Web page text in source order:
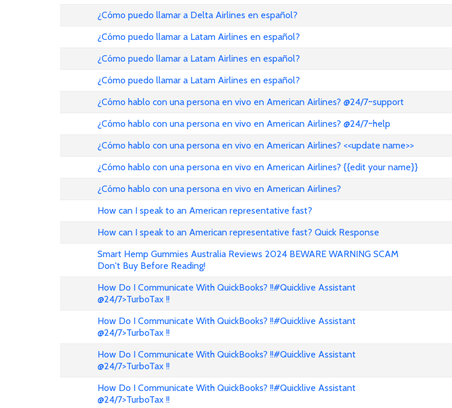
¿Cómo puedo llamar a Delta Airlines en español?
¿Cómo puedo llamar a Latam Airlines en español?
¿Cómo puedo llamar a Latam Airlines en español?
¿Cómo puedo llamar a Latam Airlines en español?
¿Cómo hablo con una persona en vivo en American Airlines? @24/7~support
¿Cómo hablo con una persona en vivo en American Airlines? @24/7~help
¿Cómo hablo con una persona en vivo en American Airlines? <<update name>>
¿Cómo hablo con una persona en vivo en American Airlines? {{edit your name}}
¿Cómo hablo con una persona en vivo en American Airlines?
How can I speak to an American representative fast?
How can I speak to an American representative fast? Quick Response
Smart Hemp Gummies Australia Reviews 2024 BEWARE WARNING SCAM
Don't Buy Before Reading!
How Do I Communicate With QuickBooks? !!#Quicklive Assistant
@24/7>TurboTax !!
How Do I Communicate With QuickBooks? !!#Quicklive Assistant
@24/7>TurboTax !!
How Do I Communicate With QuickBooks? !!#Quicklive Assistant
@24/7>TurboTax !!
How Do I Communicate With QuickBooks? !!#Quicklive Assistant
@24/7>TurboTax !!